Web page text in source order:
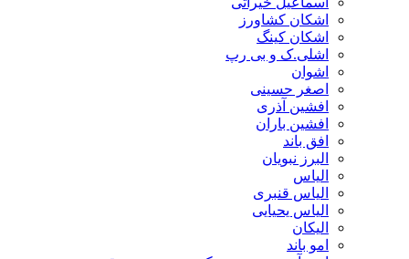
اشکان کشاورز
اشکان کینگ
اشلی.ک و بی رپ
اشوان
اصغر حسینی
افشین آذری
افشین باران
افق باند
البرز نبویان
الیاس
الیاس قنبرى
الیاس یحیایی
الیکان
امو باند